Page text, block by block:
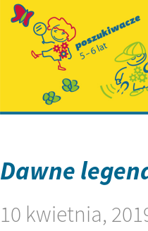
Dawne
10 kwietnia,